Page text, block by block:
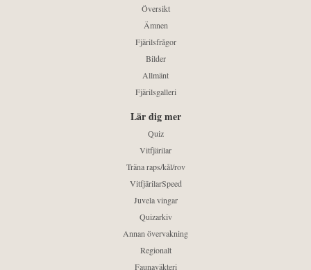
Översikt
Ämnen
Fjärilsfrågor
Bilder
Allmänt
Fjärilsgalleri
Lär dig mer
Quiz
Vitfjärilar
Träna raps/kål/rov
VitfjärilarSpeed
Juvela vingar
Quizarkiv
Annan övervakning
Regionalt
Faunaväkteri